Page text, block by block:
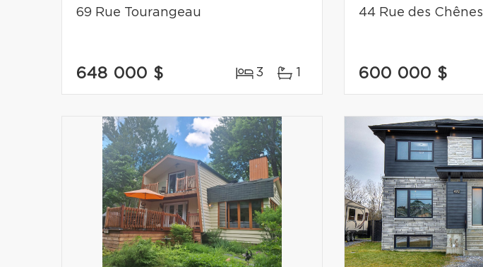
69 Rue Tourangeau
648 000 $ 3 1
44 Rue des Chênes
600 000 $